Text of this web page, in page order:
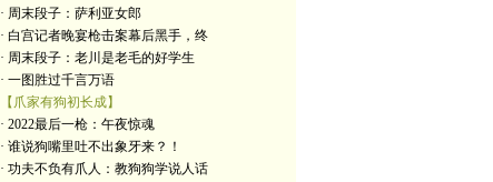
· 周末段子：萨利亚女郎
· 白宫记者晚宴枪击案幕后黑手，终
· 周末段子：老川是老毛的好学生
· 一图胜过千言万语
【爪家有狗初长成】
· 2022最后一枪：午夜惊魂
· 谁说狗嘴里吐不出象牙来？！
· 功夫不负有爪人：教狗狗学说人话